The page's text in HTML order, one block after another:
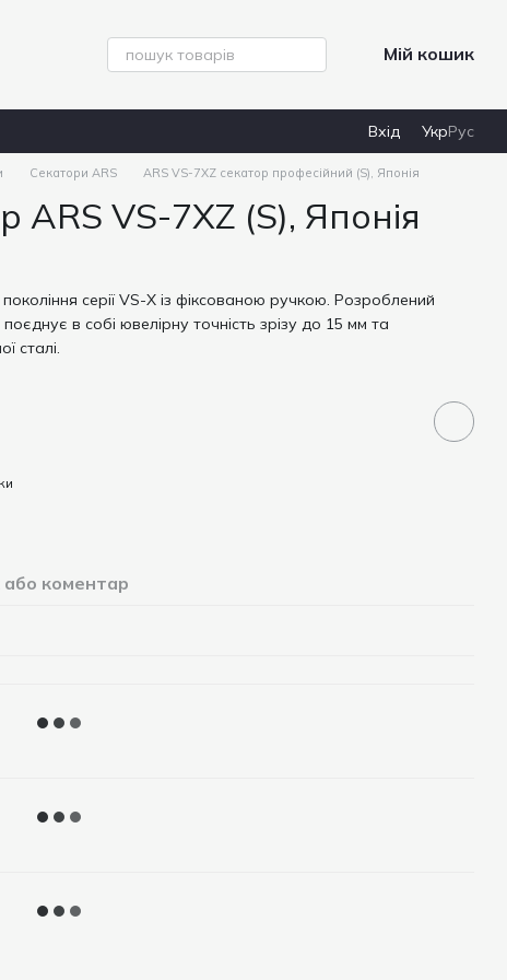
Мій кошик
Вхід УкрРус
Секатори ARS ARS VS-7XZ секатор професійний (S), Японія
ARS VS-7XZ (S), Японія
серії VS-X із фіксованою ручкою. Розроблений
в собі ювелірну точність зрізу до 15 мм та
сталі.
або коментар